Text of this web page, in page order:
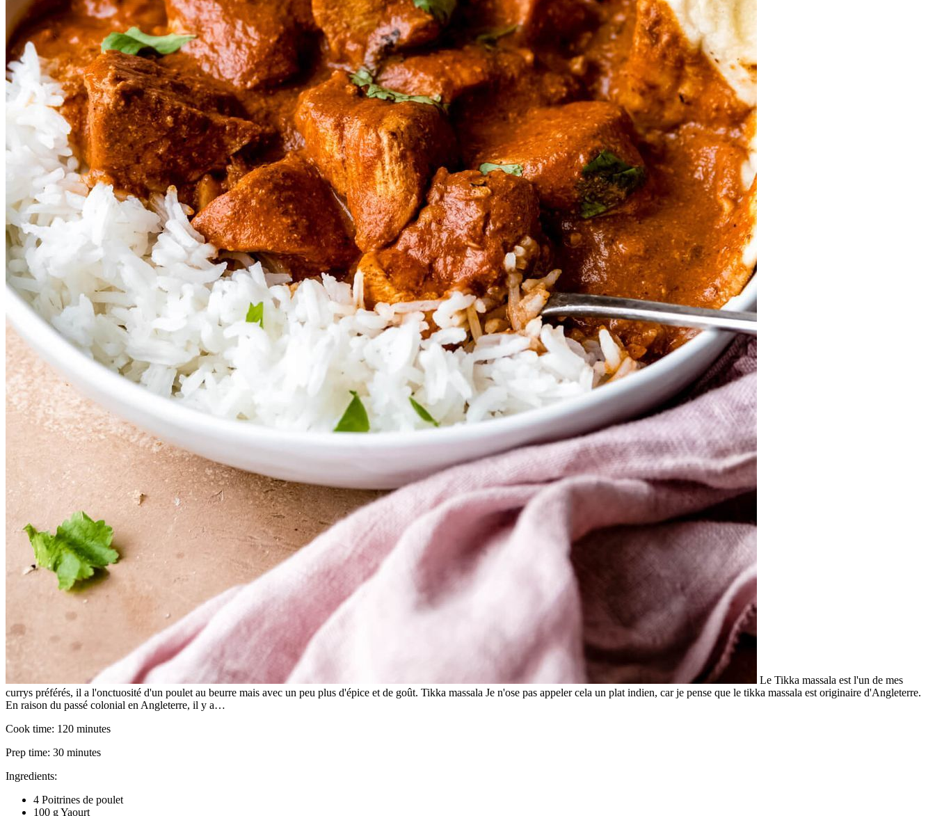
Le Tikka massala est l'un de mes
currys préférés, il a l'onctuosité d'un poulet au beurre mais avec un peu plus d'épice et de goût. Tikka massala Je n'ose pas appeler cela un plat indien, car je pense que le tikka massala est originaire d'Angleterre.
En raison du passé colonial en Angleterre, il y a…
Cook time: 120 minutes
Prep time: 30 minutes
Ingredients:
4 Poitrines de poulet
100 g Yaourt